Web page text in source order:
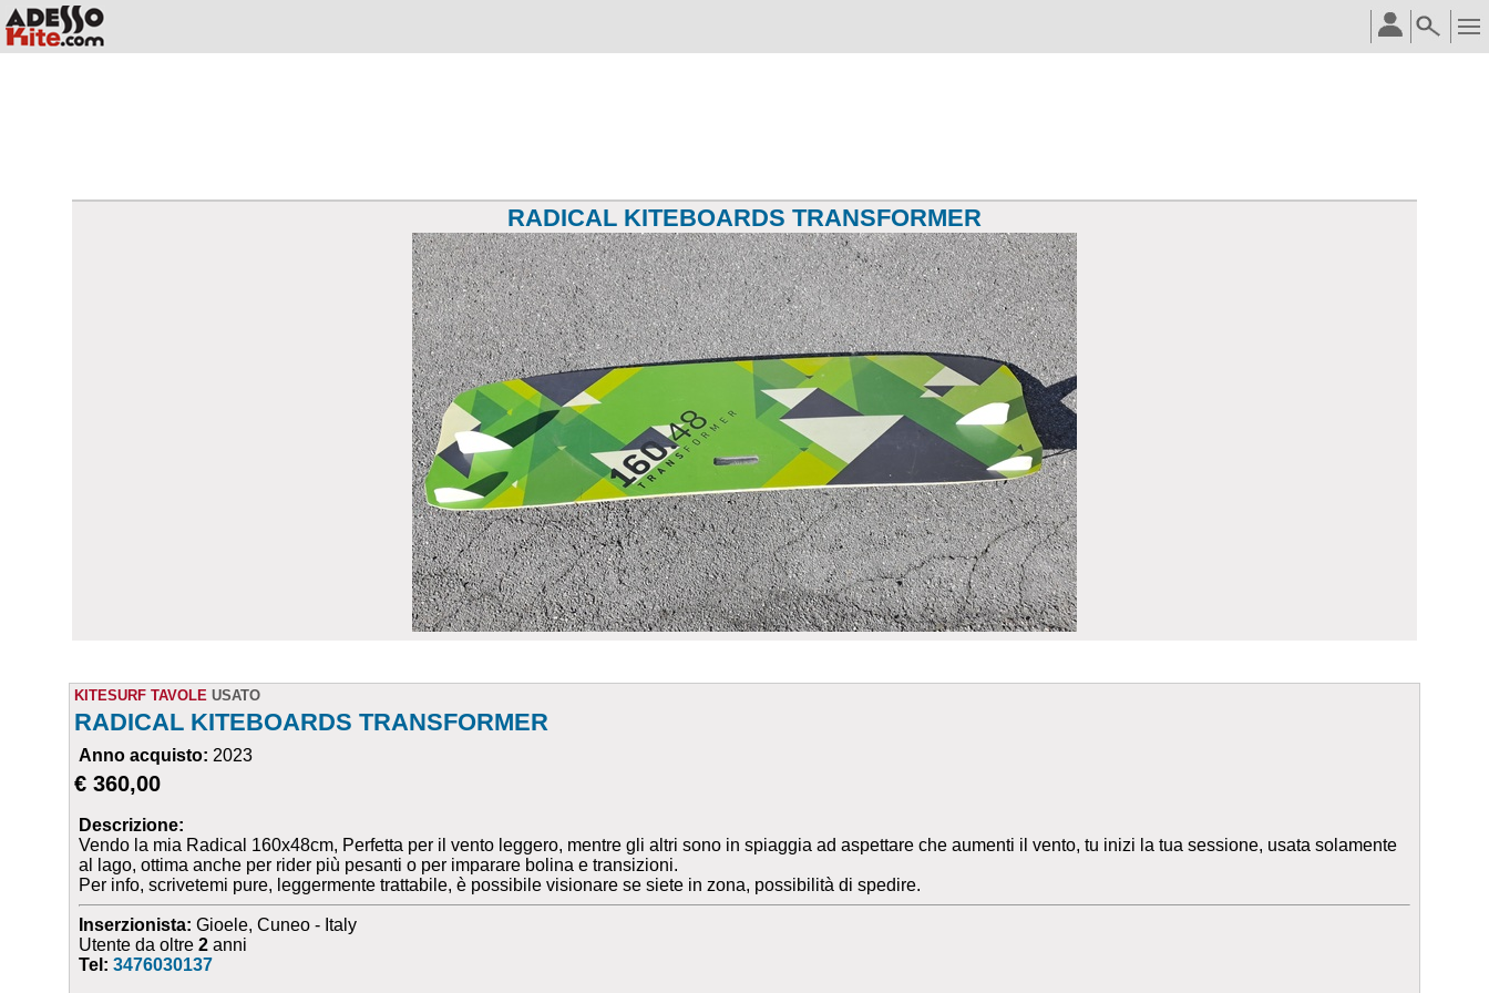
RADICAL KITEBOARDS TRANSFORMER
KITESURF TAVOLE USATO
RADICAL KITEBOARDS TRANSFORMER
Anno acquisto: 2023
€ 360,00
Descrizione:
Vendo la mia Radical 160x48cm, Perfetta per il vento leggero, mentre gli altri sono in spiaggia ad aspettare che aumenti il vento, tu inizi la tua sessione, usata solamente
al lago, ottima anche per rider più pesanti o per imparare bolina e transizioni.
Per info, scrivetemi pure, leggermente trattabile, è possibile visionare se siete in zona, possibilità di spedire.
Inserzionista: Gioele, Cuneo - Italy
Utente da oltre2 anni
Tel:3476030137